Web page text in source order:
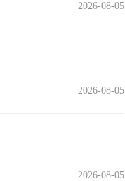
2026-08-05
2026-08-05
2026-08-05